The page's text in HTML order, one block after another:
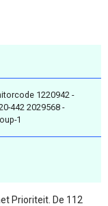
1220942 -
442 2029568 -
1
Prioriteit. De 112